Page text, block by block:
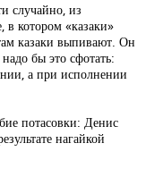
случайно, из
в котором «казаки»
казаки выпивают. Он
бы это сфотать:
а при исполнении
потасовки: Денис
нагайкой